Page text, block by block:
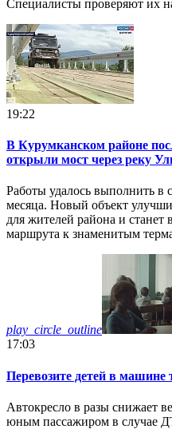
Специалисты проверяют их
19:22
В Курумканском районе
открыли мост через реку
Работы удалось выполнить в
месяца. Новый объект
для жителей района и станет
маршрута к знаменитым
play_circle_outline
17:03
Перевозите детей в машине
Автокресло в разы снижает
юным пассажиром в случае